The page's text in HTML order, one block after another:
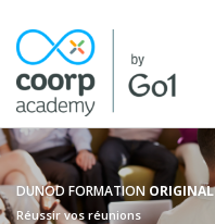
DUNOD FORMATION ORIGINAL
Réussir vos réunions